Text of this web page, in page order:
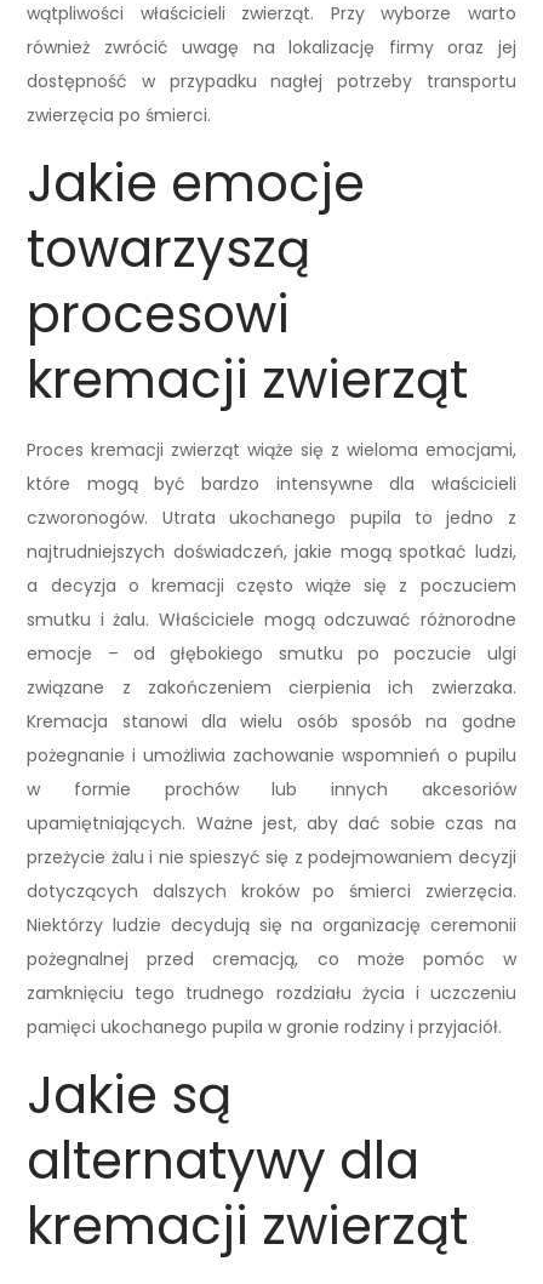
wątpliwości właścicieli zwierząt. Przy wyborze warto
również zwrócić uwagę na lokalizację firmy oraz jej
dostępność w przypadku nagłej potrzeby transportu
zwierzęcia po śmierci.
Jakie emocje
towarzyszą
procesowi
kremacji zwierząt
Proces kremacji zwierząt wiąże się z wieloma emocjami,
które mogą być bardzo intensywne dla właścicieli
czworonogów. Utrata ukochanego pupila to jedno z
najtrudniejszych doświadczeń, jakie mogą spotkać ludzi,
a decyzja o kremacji często wiąże się z poczuciem
smutku i żalu. Właściciele mogą odczuwać różnorodne
emocje – od głębokiego smutku po poczucie ulgi
związane z zakończeniem cierpienia ich zwierzaka.
Kremacja stanowi dla wielu osób sposób na godne
pożegnanie i umożliwia zachowanie wspomnień o pupilu
w formie prochów lub innych akcesoriów
upamiętniających. Ważne jest, aby dać sobie czas na
przeżycie żalu i nie spieszyć się z podejmowaniem decyzji
dotyczących dalszych kroków po śmierci zwierzęcia.
Niektórzy ludzie decydują się na organizację ceremonii
pożegnalnej przed cremacją, co może pomóc w
zamknięciu tego trudnego rozdziału życia i uczczeniu
pamięci ukochanego pupila w gronie rodziny i przyjaciół.
Jakie są
alternatywy dla
kremacji zwierząt